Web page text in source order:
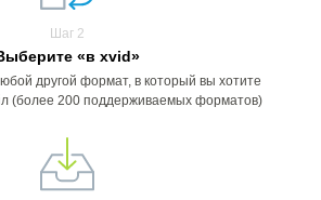
Шаг 2
«в xvid»
другой формат, в который вы хотите
(более 200 поддерживаемых форматов)